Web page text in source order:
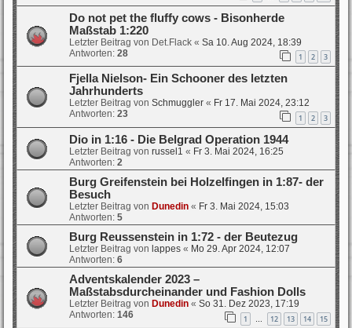
Do not pet the fluffy cows - Bisonherde
Maßstab 1:220
Letzter Beitrag von Det.Flack « Sa 10. Aug 2024, 18:39
Antworten: 28 1 2 3
Fjella Nielson- Ein Schooner des letzten
Jahrhunderts
Letzter Beitrag von Schmuggler « Fr 17. Mai 2024, 23:12
Antworten: 23 1 2 3
Dio in 1:16 - Die Belgrad Operation 1944
Letzter Beitrag von russel1 « Fr 3. Mai 2024, 16:25
Antworten: 2
Burg Greifenstein bei Holzelfingen in 1:87- der
Besuch
Letzter Beitrag von Dunedin « Fr 3. Mai 2024, 15:03
Antworten: 5
Burg Reussenstein in 1:72 - der Beutezug
Letzter Beitrag von lappes « Mo 29. Apr 2024, 12:07
Antworten: 6
Adventskalender 2023 –
Maßstabsdurcheinander und Fashion Dolls
Letzter Beitrag von Dunedin « So 31. Dez 2023, 17:19
Antworten: 146 1 12 13 14 15